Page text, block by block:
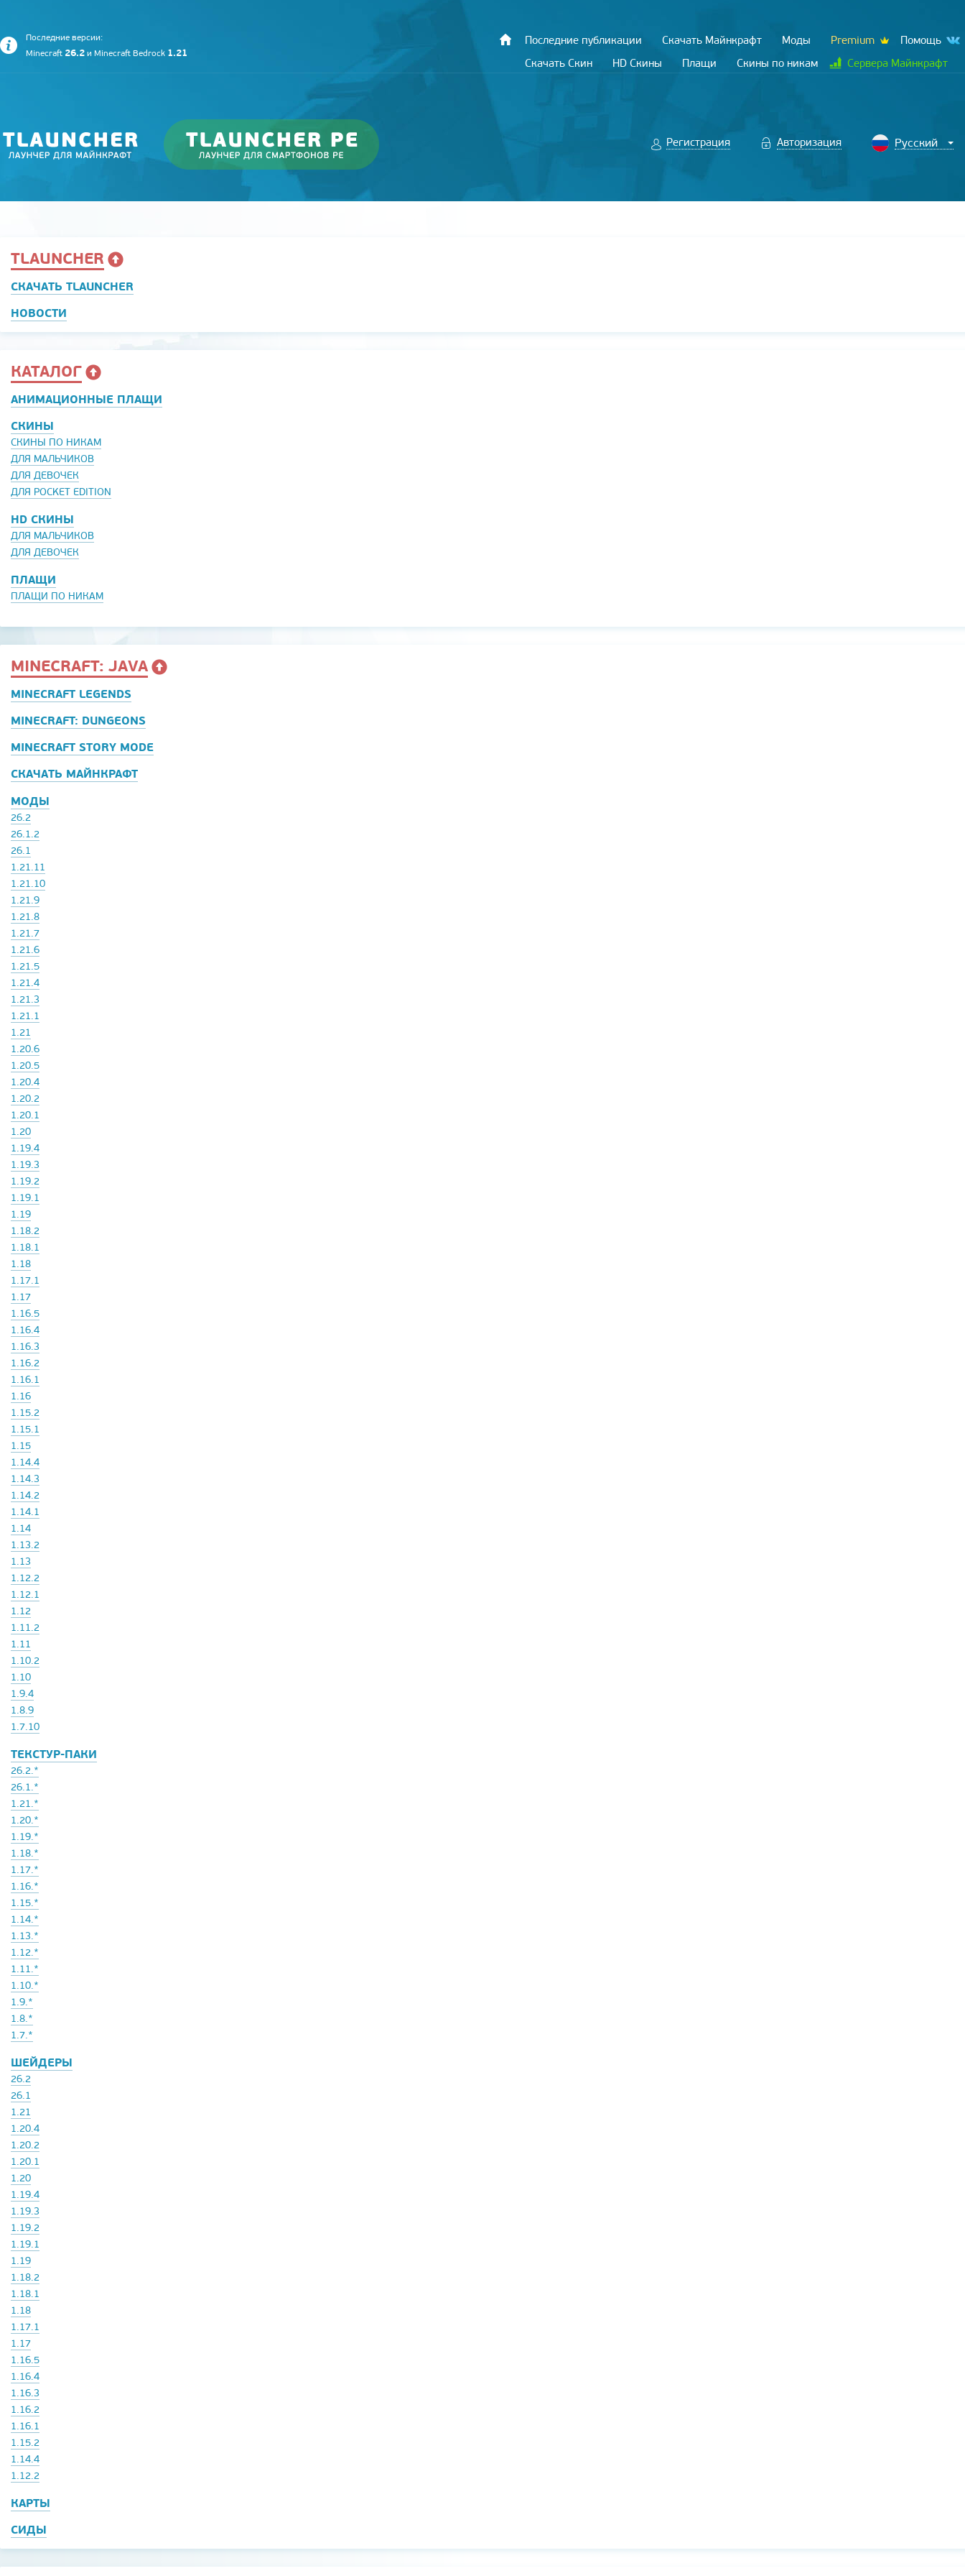
Последние версии:
Minecraft 26.2 и Minecraft Bedrock 1.21
Последние публикации Скачать Майнкрафт Моды Premium
Помощь
Скачать Скин
HD Скины Плащи Скины по никам Сервера Майнкрафт
Регистрация Авторизация
TLAUNCHER
СКАЧАТЬ TLAUNCHER
НОВОСТИ
КАТАЛОГ
АНИМАЦИОННЫЕ ПЛАЩИ
СКИНЫ
СКИНЫ ПО НИКАМ
ДЛЯ МАЛЬЧИКОВ
ДЛЯ ДЕВОЧЕК
ДЛЯ POCKET EDITION
HD СКИНЫ
ДЛЯ МАЛЬЧИКОВ
ДЛЯ ДЕВОЧЕК
ПЛАЩИ
ПЛАЩИ ПО НИКАМ
MINECRAFT: JAVA
MINECRAFT LEGENDS
MINECRAFT: DUNGEONS
MINECRAFT STORY MODE
СКАЧАТЬ МАЙНКРАФТ
МОДЫ
26.2
26.1.2
26.1
1.21.11
1.21.10
1.21.9
1.21.8
1.21.7
1.21.6
1.21.5
1.21.4
1.21.3
1.21.1
1.21
1.20.6
1.20.5
1.20.4
1.20.2
1.20.1
1.20
1.19.4
1.19.3
1.19.2
1.19.1
1.19
1.18.2
1.18.1
1.18
1.17.1
1.17
1.16.5
1.16.4
1.16.3
1.16.2
1.16.1
1.16
1.15.2
1.15.1
1.15
1.14.4
1.14.3
1.14.2
1.14.1
1.14
1.13.2
1.13
1.12.2
1.12.1
1.12
1.11.2
1.11
1.10.2
1.10
1.9.4
1.8.9
1.7.10
ТЕКСТУР-ПАКИ
26.2.*
26.1.*
1.21.*
1.20.*
1.19.*
1.18.*
1.17.*
1.16.*
1.15.*
1.14.*
1.13.*
1.12.*
1.11.*
1.10.*
1.9.*
1.8.*
1.7.*
ШЕЙДЕРЫ
26.2
26.1
1.21
1.20.4
1.20.2
1.20.1
1.20
1.19.4
1.19.3
1.19.2
1.19.1
1.19
1.18.2
1.18.1
1.18
1.17.1
1.17
1.16.5
1.16.4
1.16.3
1.16.2
1.16.1
1.15.2
1.14.4
1.12.2
КАРТЫ
СИДЫ